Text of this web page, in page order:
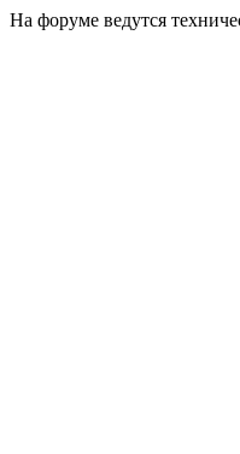
На форуме ведутся